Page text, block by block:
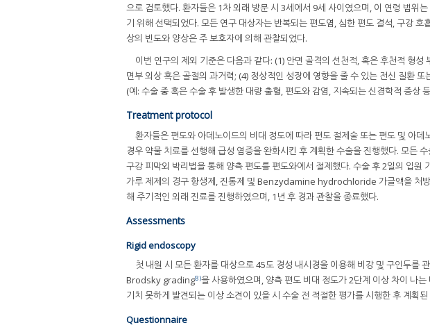
으로 검토했다. 환자들은 1차 외래 방문 시 3세에서 9세 사이였으며, 이 연령 범위
기 위해 선택되었다. 모든 연구 대상자는 반복되는 편도염, 심한 편도 결석, 구강
상의 빈도와 양상은 주 보호자에 의해 관찰되었다.
이번 연구의 제외 기준은 다음과 같다: (1) 안면 골격의 선천적, 혹은 후천적 형
면부 외상 혹은 골절의 과거력; (4) 정상적인 성장에 영향을 줄 수 있는 전신 질환
(예: 수술 중 혹은 수술 후 발생한 대량 출혈, 편도와 감염, 지속되는 신경학적 증상
Treatment protocol
환자들은 편도와 아데노이드의 비대 정도에 따라 편도 절제술 또는 편도 및 아
경우 약물 치료를 선행해 급성 염증을 완화시킨 후 계획한 수술을 진행했다. 모든
구강 피막외 박리법을 통해 양측 편도를 편도와에서 절제했다. 수술 후 2일의 입원
가루 제제의 경구 항생제, 진통제 및 Benzydamine hydrochloride 가글액을 처
해 주기적인 외래 진료를 진행하였으며, 1년 후 경과 관찰을 종료했다.
Assessments
Rigid endoscopy
첫 내원 시 모든 환자를 대상으로 45도 경성 내시경을 이용해 비강 및 구인두를
Brodsky grading8)을 사용하였으며, 양측 편도 비대 정도가 2단계 이상 차이 나
기치 못하게 발견되는 이상 소견이 있을 시 수술 전 적절한 평가를 시행한 후 계획
Questionnaire